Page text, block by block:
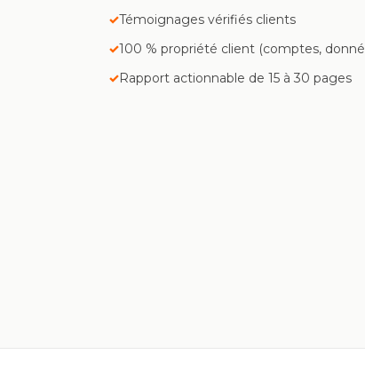
Témoignages vérifiés clients
100 % propriété client (comptes,
Rapport actionnable de 15 à 30 pages